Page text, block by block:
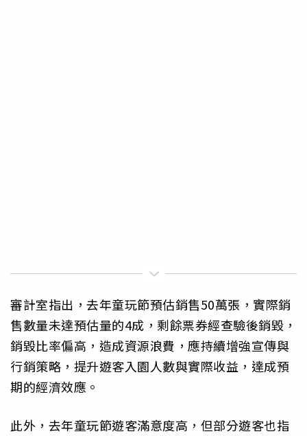
審計室指出，去年童玩節預估銷售50萬張，實際銷
售數量未達預估量的4成，剩餘票券經查驗後銷毀，
銷毀比率偏高，造成資源浪費，應持續增強宣傳與
行銷策略，提升遊客入園人數與實際收益，達成預
期的經濟效應。
此外，去年童玩節遊客滿意度高，但部分遊客也指